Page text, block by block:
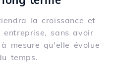
la croissance et
sans avoir
mesure qu'elle évolue
temps.